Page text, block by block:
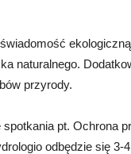
naturalnego.
przyrody.
spotkania pt. Ochrona
odbędzie się 3-